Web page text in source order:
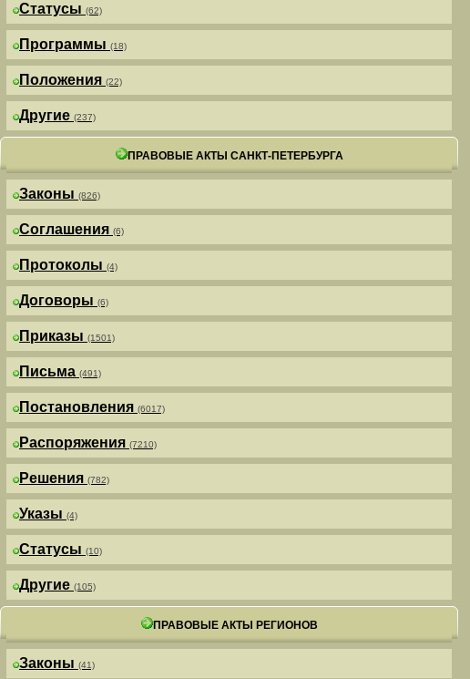
Статусы (62)
Программы (18)
Положения (22)
Другие (237)
ПРАВОВЫЕ АКТЫ САНКТ-ПЕТЕРБУРГА
Законы (826)
Соглашения (6)
Протоколы (4)
Договоры (6)
Приказы (1501)
Письма (491)
Постановления (6017)
Распоряжения (7210)
Решения (782)
Указы (4)
Статусы (10)
Другие (105)
ПРАВОВЫЕ АКТЫ РЕГИОНОВ
Законы (41)